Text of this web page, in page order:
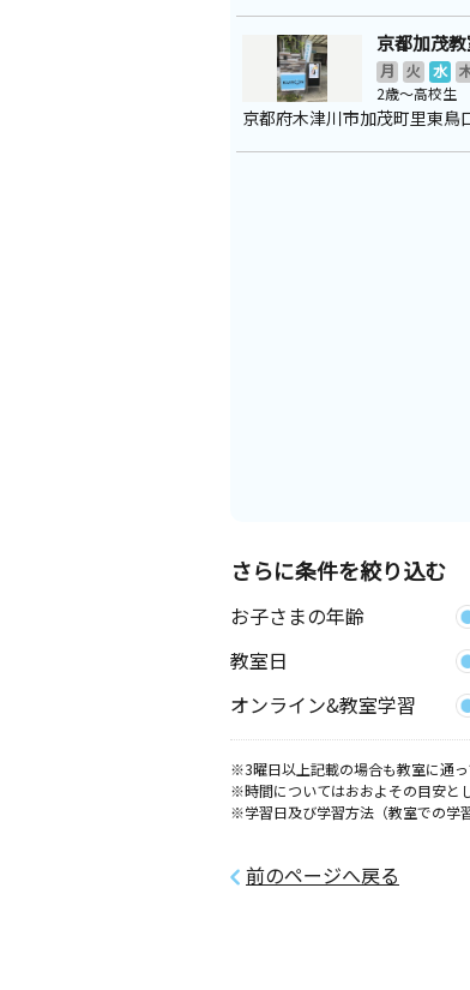
京都加茂
月 火 水
2歳～高校生
京都府木津川市加茂町里東鳥
さらに条件を絞り込む
お子さまの年齢
教室日
オンライン&教室学習
※3曜日以上記載の場合も教室に通っ
※時間についてはおおよその目安と
※学習日及び学習方法（教室での学
前のページへ戻る